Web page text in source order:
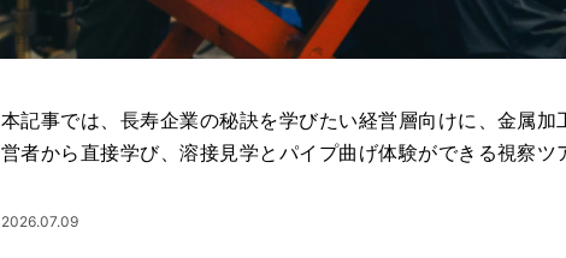
本記事では、長寿企業の秘訣を学びたい経営層向けに、金属
営者から直接学び、溶接見学とパイプ曲げ体験ができる視察ツ
2026.07.09